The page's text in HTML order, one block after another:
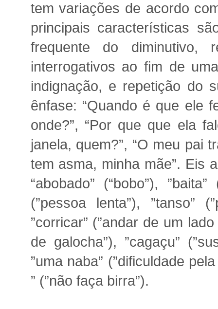
tem variações de acordo
principais características
frequente do diminutivo,
interrogativos ao fim de
indignação, e repetição do
ênfase: “Quando é que ele
onde?”, “Por que que ela
janela, quem?”, “O meu pai
tem asma, minha mãe”. Eis
“abobado” (“bobo”),
(”pessoa lenta”), ”tanso”
”corricar” (”andar de um
de galocha”), ”cagaçu”
”uma naba” (”dificuldade
” (”não faça birra”).